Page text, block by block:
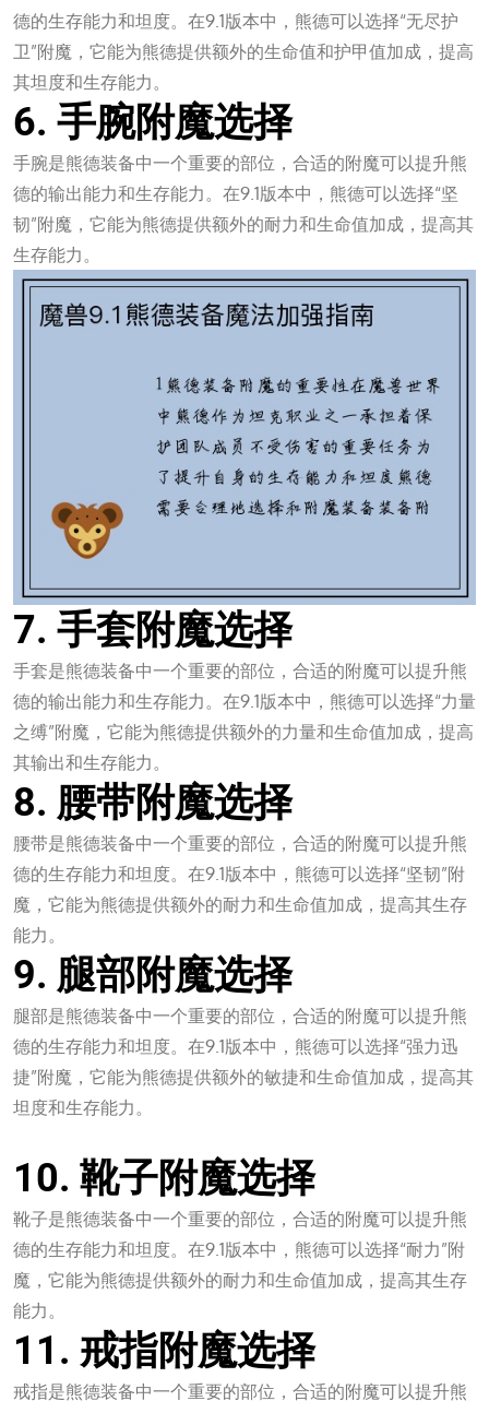
德的生存能力和坦度。在9.1版本中，熊德可以选择“无尽护
卫”附魔，它能为熊德提供额外的生命值和护甲值加成，提高
其坦度和生存能力。
6. 手腕附魔选择
手腕是熊德装备中一个重要的部位，合适的附魔可以提升熊
德的输出能力和生存能力。在9.1版本中，熊德可以选择“坚
韧”附魔，它能为熊德提供额外的耐力和生命值加成，提高其
生存能力。
7. 手套附魔选择
手套是熊德装备中一个重要的部位，合适的附魔可以提升熊
德的输出能力和生存能力。在9.1版本中，熊德可以选择“力量
之缚”附魔，它能为熊德提供额外的力量和生命值加成，提高
其输出和生存能力。
8. 腰带附魔选择
腰带是熊德装备中一个重要的部位，合适的附魔可以提升熊
德的生存能力和坦度。在9.1版本中，熊德可以选择“坚韧”附
魔，它能为熊德提供额外的耐力和生命值加成，提高其生存
能力。
9. 腿部附魔选择
腿部是熊德装备中一个重要的部位，合适的附魔可以提升熊
德的生存能力和坦度。在9.1版本中，熊德可以选择“强力迅
捷”附魔，它能为熊德提供额外的敏捷和生命值加成，提高其
坦度和生存能力。
10. 靴子附魔选择
靴子是熊德装备中一个重要的部位，合适的附魔可以提升熊
德的生存能力和坦度。在9.1版本中，熊德可以选择“耐力”附
魔，它能为熊德提供额外的耐力和生命值加成，提高其生存
能力。
11. 戒指附魔选择
戒指是熊德装备中一个重要的部位，合适的附魔可以提升熊